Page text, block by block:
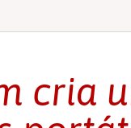
cria